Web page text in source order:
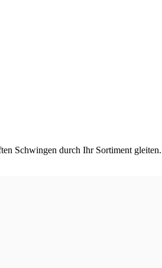
Schwingen durch Ihr Sortiment